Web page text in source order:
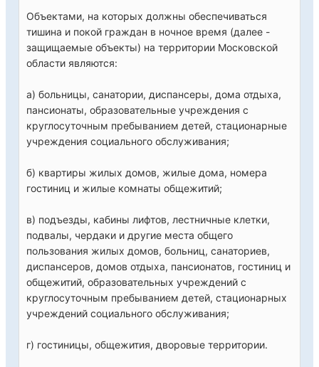
Объектами, на которых должны обеспечиваться
тишина и покой граждан в ночное время (далее -
защищаемые объекты) на территории Московской
области являются:
а) больницы, санатории, диспансеры, дома отдыха,
пансионаты, образовательные учреждения с
круглосуточным пребыванием детей, стационарные
учреждения социального обслуживания;
б) квартиры жилых домов, жилые дома, номера
гостиниц и жилые комнаты общежитий;
в) подъезды, кабины лифтов, лестничные клетки,
подвалы, чердаки и другие места общего
пользования жилых домов, больниц, санаториев,
диспансеров, домов отдыха, пансионатов, гостиниц и
общежитий, образовательных учреждений с
круглосуточным пребыванием детей, стационарных
учреждений социального обслуживания;
г) гостиницы, общежития, дворовые территории.